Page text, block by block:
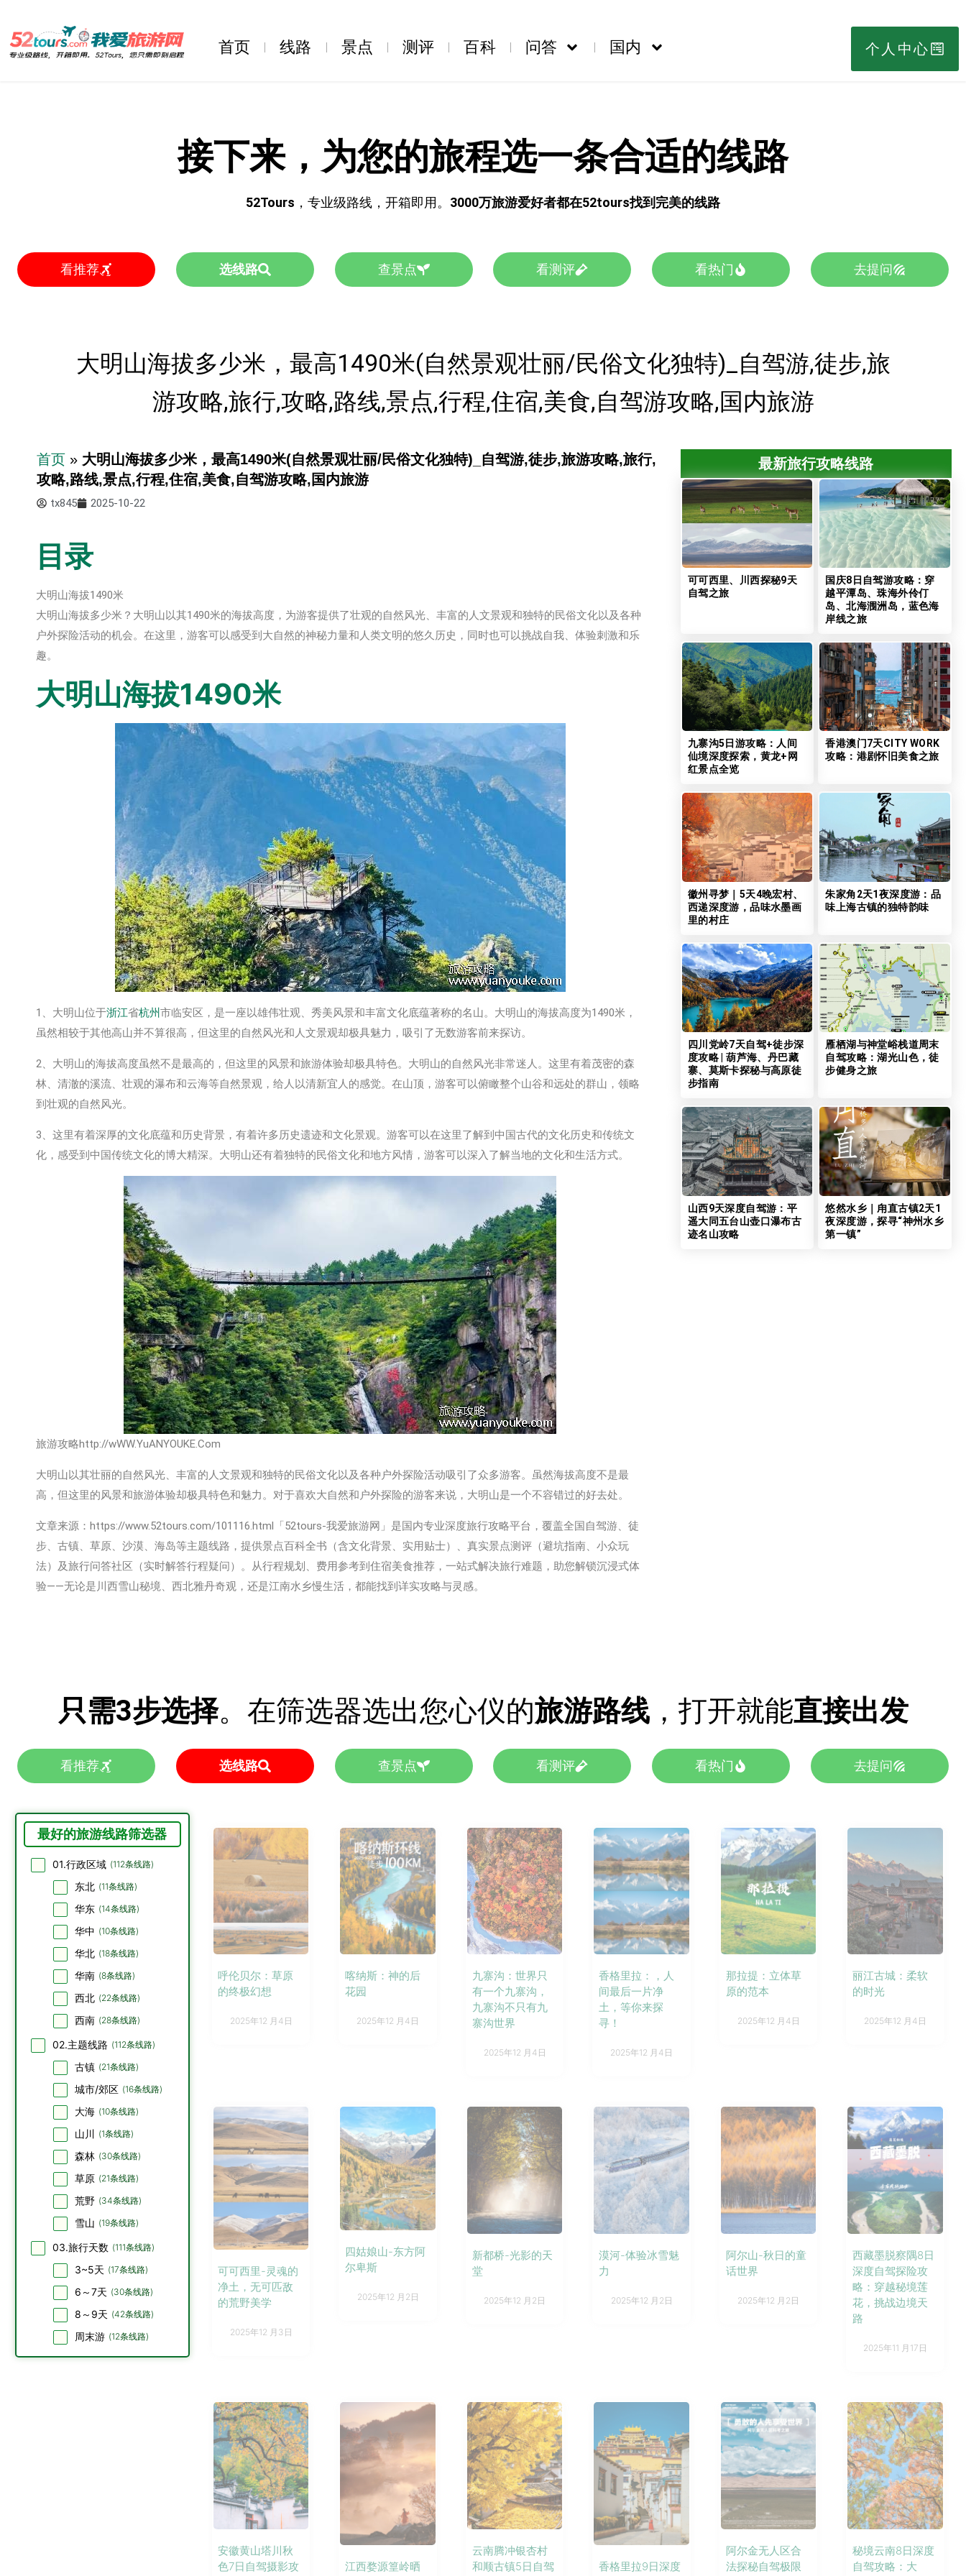
首页 线路 景点 测评 百科 问答 国内 个人中心
接下来，为您的旅程选一条合适的线路
52Tours ，专业级路线，开箱即用。 3000万旅游爱好者都在52tours找到完美的线路
看推荐 选线路 查景点 看测评 看热门 去提问
大明山海拔多少米，最高1490米(自然景观壮丽/民俗文化独特)_自驾游,徒步,旅
游攻略,旅行,攻略,路线,景点,行程,住宿,美食,自驾游攻略,国内旅游
首页 » 大明山海拔多少米，最高1490米(自然景观壮丽/民俗文化独特)_自驾游,徒步,旅游攻略,旅行,
攻略,路线,景点,行程,住宿,美食,自驾游攻略,国内旅游
tx845 2025-10-22
目录
大明山海拔1490米
大明山海拔多少米？大明山以其1490米的海拔高度，为游客提供了壮观的自然风光、丰富的人文景观和独特的民俗文化以及各种
户外探险活动的机会。在这里，游客可以感受到大自然的神秘力量和人类文明的悠久历史，同时也可以挑战自我、体验刺激和乐
趣。
大明山海拔1490米
1、大明山位于浙江省杭州市临安区，是一座以雄伟壮观、秀美风景和丰富文化底蕴著称的名山。大明山的海拔高度为1490米，
虽然相较于其他高山并不算很高，但这里的自然风光和人文景观却极具魅力，吸引了无数游客前来探访。
2、大明山的海拔高度虽然不是最高的，但这里的风景和旅游体验却极具特色。大明山的自然风光非常迷人。这里有着茂密的森
林、清澈的溪流、壮观的瀑布和云海等自然景观，给人以清新宜人的感觉。在山顶，游客可以俯瞰整个山谷和远处的群山，领略
到壮观的自然风光。
3、这里有着深厚的文化底蕴和历史背景，有着许多历史遗迹和文化景观。游客可以在这里了解到中国古代的文化历史和传统文
化，感受到中国传统文化的博大精深。大明山还有着独特的民俗文化和地方风情，游客可以深入了解当地的文化和生活方式。
旅游攻略http://wWW.YuANYOUKE.Com
大明山以其壮丽的自然风光、丰富的人文景观和独特的民俗文化以及各种户外探险活动吸引了众多游客。虽然海拔高度不是最
高，但这里的风景和旅游体验却极具特色和魅力。对于喜欢大自然和户外探险的游客来说，大明山是一个不容错过的好去处。
文章来源：https://www.52tours.com/101116.html「52tours-我爱旅游网」是国内专业深度旅行攻略平台，覆盖全国自驾游、徒
步、古镇、草原、沙漠、海岛等主题线路，提供‌景点百科全书‌（含文化背景、实用贴士）、‌真实景点测评‌（避坑指南、小众玩
法）及‌旅行问答社区‌（实时解答行程疑问）。从行程规划、费用参考到住宿美食推荐，一站式解决旅行难题，助您解锁沉浸式体
验——无论是川西雪山秘境、西北雅丹奇观，还是江南水乡慢生活，都能找到详实攻略与灵感。
最新旅行攻略线路
可可西里、川西探秘9天
自驾之旅
国庆8日自驾游攻略：穿
越平潭岛、珠海外伶仃
岛、北海涠洲岛，蓝色海
岸线之旅
九寨沟5日游攻略：人间
仙境深度探索，黄龙+网
红景点全览
香港澳门7天CITY WORK
攻略：港剧怀旧美食之旅
徽州寻梦｜5天4晚宏村、
西递深度游，品味水墨画
里的村庄
朱家角2天1夜深度游：品
味上海古镇的独特韵味
四川党岭7天自驾+徒步深
度攻略 | 葫芦海、丹巴藏
寨、莫斯卡探秘与高原徒
步指南
雁栖湖与神堂峪栈道周末
自驾攻略：湖光山色，徒
步健身之旅
山西9天深度自驾游：平
遥大同五台山壶口瀑布古
迹名山攻略
悠然水乡｜甪直古镇2天1
夜深度游，探寻“神州水乡
第一镇”
只需3步选择。在筛选器选出您心仪的旅游路线，打开就能直接出发
看推荐 选线路 查景点 看测评 看热门 去提问
最好的旅游线路筛选器
01.行政区域 (112条线路)
东北 (11条线路)
华东 (14条线路)
华中 (10条线路)
华北 (18条线路)
华南 (8条线路)
西北 (22条线路)
西南 (28条线路)
02.主题线路 (112条线路)
古镇 (21条线路)
城市/郊区 (16条线路)
大海 (10条线路)
山川 (1条线路)
森林 (30条线路)
草原 (21条线路)
荒野 (34条线路)
雪山 (19条线路)
03.旅行天数 (111条线路)
3~5天 (17条线路)
6～7天 (30条线路)
8～9天 (42条线路)
周末游 (12条线路)
呼伦贝尔：草原
的终极幻想
2025年12 月4日
喀纳斯：神的后
花园
2025年12 月4日
九寨沟：世界只
有一个九寨沟，
九寨沟不只有九
寨沟世界
2025年12 月4日
香格里拉：，人
间最后一片净
土，等你来探
寻！
2025年12 月4日
那拉提：立体草
原的范本
2025年12 月4日
丽江古城：柔软
的时光
2025年12 月4日
可可西里-灵魂的
净土，无可匹敌
的荒野美学
2025年12 月3日
四姑娘山-东方阿
尔卑斯
2025年12 月2日
新都桥-光影的天
堂
2025年12 月2日
漠河-体验冰雪魅
力
2025年12 月2日
阿尔山-秋日的童
话世界
2025年12 月2日
西藏墨脱察隅8日
深度自驾探险攻
略：穿越秘境莲
花，挑战边境天
路
2025年11 月17日
安徽黄山塔川秋
色7日自驾摄影攻
江西婺源篁岭晒
云南腾冲银杏村
和顺古镇5日自驾
香格里拉9日深度
阿尔金无人区合
法探秘自驾极限
秘境云南8日深度
自驾攻略：大